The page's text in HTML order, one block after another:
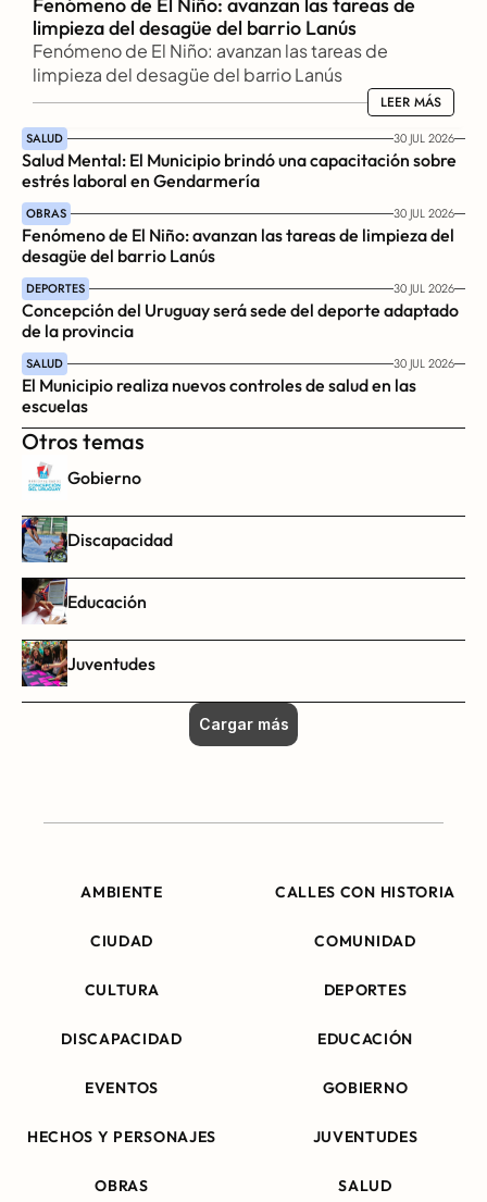
limpieza del desagüe del barrio Lanús
Fenómeno de El Niño: avanzan las tareas de
limpieza del desagüe del barrio Lanús
LEER MÁS
LEER MÁS
SALUD 30 JUL 2026
Salud Mental: El Municipio brindó una capacitación sobre
estrés laboral en Gendarmería
OBRAS 30 JUL 2026
Fenómeno de El Niño: avanzan las tareas de limpieza del
desagüe del barrio Lanús
DEPORTES 30 JUL 2026
Concepción del Uruguay será sede del deporte adaptado
de la provincia
SALUD 30 JUL 2026
El Municipio realiza nuevos controles de salud en las
escuelas
Otros temas
Gobierno
Discapacidad
Educación
Juventudes
Cargar más
AMBIENTE CALLES CON HISTORIA
CIUDAD COMUNIDAD
CULTURA DEPORTES
DISCAPACIDAD EDUCACIÓN
EVENTOS GOBIERNO
HECHOS Y PERSONAJES JUVENTUDES
OBRAS SALUD